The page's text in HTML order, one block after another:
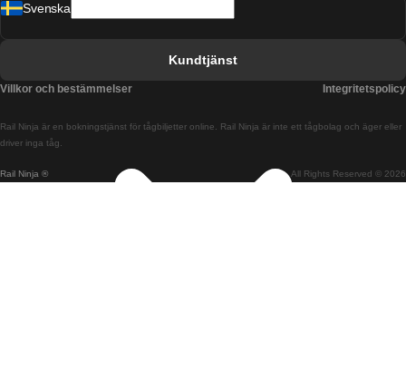
Tåg från Budapest till Bratislava
Rail Ninja ® All Rights Reserved © 2026
Rail Ninja är en bokningstjänst för tågbiljetter online. Rail Ninja är inte ett tågbolag och äger eller
driver inga tåg.
Svenska
Kundtjänst
Villkor och bestämmelser Integritetspolicy